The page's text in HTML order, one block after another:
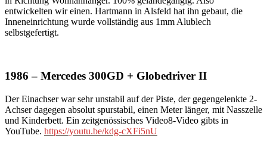
entwickelten wir einen. Hartmann in Alsfeld hat ihn gebaut, die
Inneneinrichtung wurde vollständig aus 1mm Alublech
selbstgefertigt.
1986 – Mercedes 300GD + Globedriver II
Der Einachser war sehr unstabil auf der Piste, der gegengelenkte 2-
Achser dagegen absolut spurstabil, einen Meter länger, mit Nasszelle
und Kinderbett. Ein zeitgenössisches Video8-Video gibts in
YouTube. https://youtu.be/kdg-cXFi5nU